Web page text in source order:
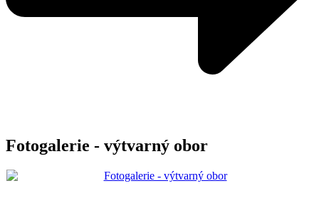
Fotogalerie - výtvarný obor